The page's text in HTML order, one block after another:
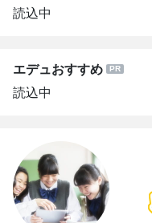
読込中
エデュおすすめ
読込中